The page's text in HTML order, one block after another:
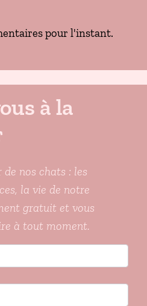
pour l'instant.
à la
nos chats : les
la vie de notre
gratuit et vous
à tout moment.